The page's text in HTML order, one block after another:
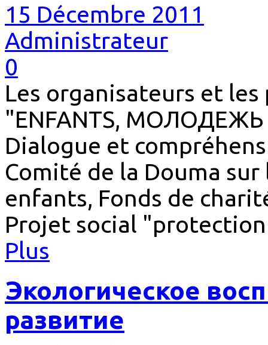
15 Décembre 2011
Administrateur
0
Les organisateurs et
"ENFANTS,
Dialogue et
Comité de la Douma
enfants, Fonds de
Projet social
Plus
Экологическое
развитие